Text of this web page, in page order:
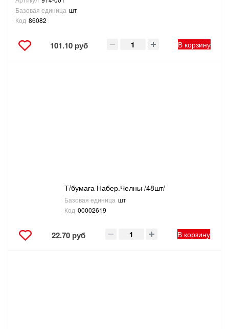
Базовая единица шт
Код 86082
101.10 руб В корзину
Т/бумага Набер.Челны /48шт/
Базовая единица шт
Код 00002619
22.70 руб В корзину